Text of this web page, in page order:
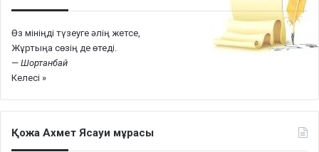
Өз мініңді түзеуге әлің жетсе,
Жұртыңа сөзің де өтеді.
— Шортанбай
Келесі »
Қожа Ахмет Ясауи мұрасы